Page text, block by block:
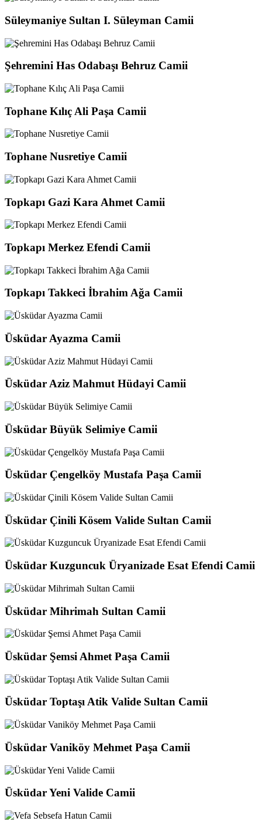
Süleymaniye Sultan I. Süleyman Camii
Şehremini Has Odabaşı Behruz Camii
Tophane Kılıç Ali Paşa Camii
Tophane Nusretiye Camii
Topkapı Gazi Kara Ahmet Camii
Topkapı Merkez Efendi Camii
Topkapı Takkeci İbrahim Ağa Camii
Üsküdar Ayazma Camii
Üsküdar Aziz Mahmut Hüdayi Camii
Üsküdar Büyük Selimiye Camii
Üsküdar Çengelköy Mustafa Paşa Camii
Üsküdar Çinili Kösem Valide Sultan Camii
Üsküdar Kuzguncuk Üryanizade Esat Efendi Camii
Üsküdar Mihrimah Sultan Camii
Üsküdar Şemsi Ahmet Paşa Camii
Üsküdar Toptaşı Atik Valide Sultan Camii
Üsküdar Vaniköy Mehmet Paşa Camii
Üsküdar Yeni Valide Camii